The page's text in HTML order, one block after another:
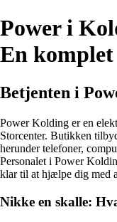
Power i
En
Betjenten i
Power Kolding er en
Storcenter. Butikken
herunder telefoner,
Personalet i Power
klar til at hjælpe dig med
Nikke en skalle: